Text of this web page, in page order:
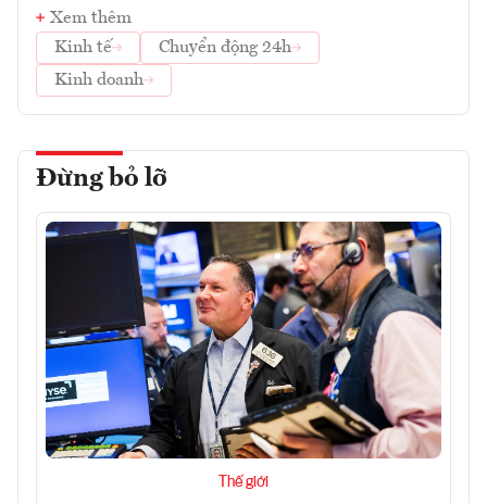
Xem thêm
Kinh tế
Chuyển động 24h
Kinh doanh
Đừng bỏ lỡ
Thế giới